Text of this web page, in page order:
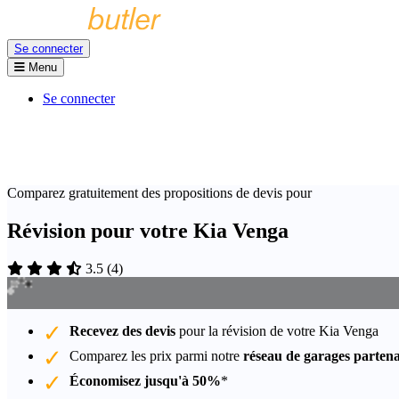
Se connecter
Menu
Se connecter
Comparez gratuitement des propositions de devis pour
Révision pour votre Kia Venga
3.5 (4)
Recevez des devis pour la révision de votre Kia Venga
Comparez les prix parmi notre réseau de garages
Économisez jusqu'à 50%*